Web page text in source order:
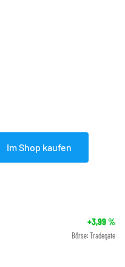
Im Shop kaufen
+3,99%
Börse: Tradegate